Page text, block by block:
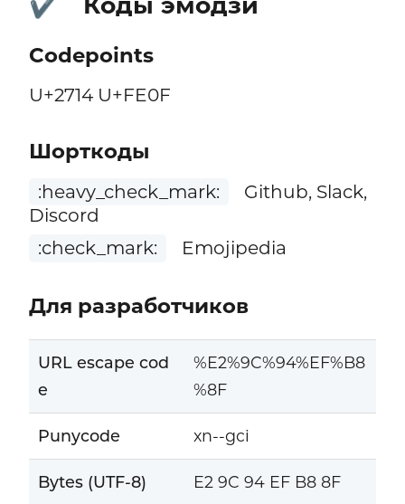
Codepoints
U+2714 U+FE0F
Шорткоды
:heavy_check_mark:
Github, Slack,
Discord
:check_mark:
Emojipedia
Для разработчиков
URL escape cod
e
%E2%9C%94%EF%B8
%8F
Punycode xn--gci
Bytes (UTF-8) E2 9C 94 EF B8 8F